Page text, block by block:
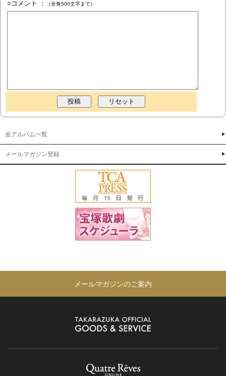
○コメント ： （全角500文字まで）
全アルバム一覧
メールマガジン登録
メールマガジンのご案内